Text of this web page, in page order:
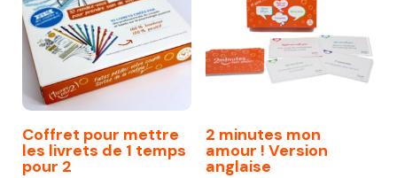
Coffret pour mettre
les livrets de 1 temps
pour 2
2 minutes mon
amour ! Version
anglaise